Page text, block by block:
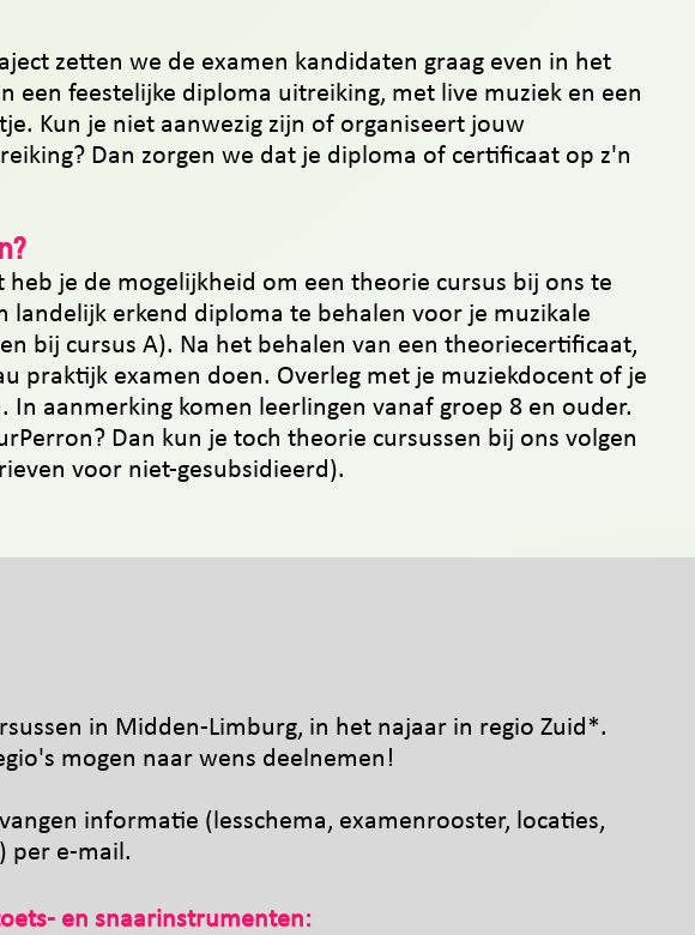
zetten we de examen kandidaten graag even in het
een feestelijke diploma uitreiking, met live muziek en een
Kun je niet aanwezig zijn of organiseert jouw
Dan zorgen we dat je diploma of certificaat op z'n
?
heb je de mogelijkheid om een theorie cursus bij ons te
landelijk erkend diploma te behalen voor je muzikale
bij cursus A). Na het behalen van een theoriecertificaat,
praktijk examen doen. Overleg met je muziekdocent of je
In aanmerking komen leerlingen vanaf groep 8 en ouder.
Dan kun je toch theorie cursussen bij ons volgen
voor niet-gesubsidieerd).
in Midden-Limburg, in het najaar in regio Zuid*.
mogen naar wens deelnemen!
informatie (lesschema, examenrooster, locaties,
per e-mail.
en snaarinstrumenten: